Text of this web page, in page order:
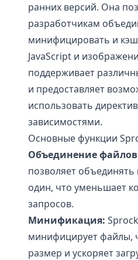
ранних версий. Она
разработчикам
минифицировать и
JavaScript и
поддерживает
и предоставляет
использовать
зависимостями.
Основные функции
Объединение
позволяет
один, что уменьшает
запросов.
Минификация:
минифицирует файлы,
размер и ускоряет